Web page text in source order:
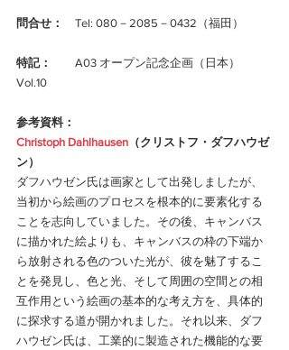
問合せ： Tel: 080－2085－0432（福田）
特記：
A03 オープン記念企画（日本）
Vol.10
参考資料：
Christoph Dahlhausen （クリストフ・ダフハウゼ
ン）
ダフハウゼン氏は画家として出発しましたが、
当初から絵画のプロセスを根本的に要素化する
ことを志向していました。その後、キャンバス
に描かれた絵よりも、キャンバスの枠の下端か
ら放射される色のついた光が、彼を魅了するこ
とを発見し、色と光、そして周囲の空間との相
互作用という絵画の基本的な考え方を、具体的
に探求する道が開かれました。それ以来、ダフ
ハウゼン氏は、工業的に製造された機能的な要